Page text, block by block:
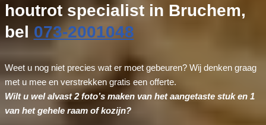
houtrot specialist in Bruchem,
bel 073-2001048
Weet u nog niet precies wat er moet gebeuren? Wij denken graag
met u mee en verstrekken gratis een offerte.
Wilt u wel alvast 2 foto’s maken van het aangetaste stuk en 1
van het gehele raam of kozijn?